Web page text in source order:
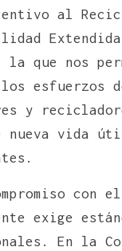
al
la que nos
esfuerzos
y
nueva vida
con el
exige
En la